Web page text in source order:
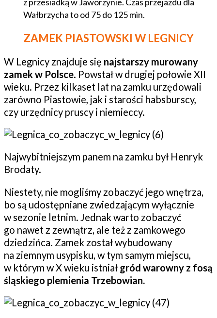
Wałbrzycha to od 75 do 125 min.
ZAMEK PIASTOWSKI W LEGNICY
W Legnicy znajduje się najstarszy murowany
zamek w Polsce. Powstał w drugiej połowie XII
wieku. Przez kilkaset lat na zamku urzędowali
zarówno Piastowie, jak i starości habsburscy,
czy urzędnicy pruscy i niemieccy.
Najwybitniejszym panem na zamku był Henryk
Brodaty.
Niestety, nie mogliśmy zobaczyć jego wnętrza,
bo są udostępniane zwiedzającym wyłącznie
w sezonie letnim. Jednak warto zobaczyć
go nawet z zewnątrz, ale też z zamkowego
dziedzińca. Zamek został wybudowany
na ziemnym usypisku, w tym samym miejscu,
w którym w X wieku istniał gród warowny z fosą
śląskiego plemienia Trzebowian.